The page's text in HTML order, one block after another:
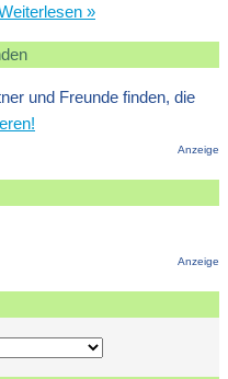
»
bei
Nesselsucht
(Urtikaria)
und Freunde finden, die
Anzeige
Anzeige